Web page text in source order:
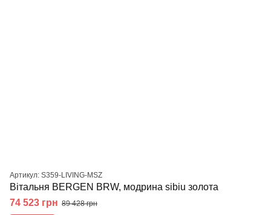
Артикул: S359-LIVING-MSZ
Вітальня BERGEN BRW, модрина sibiu золота
74 523 грн 89 428 грн